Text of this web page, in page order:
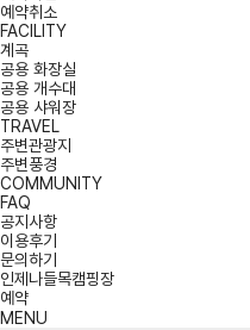
예약취소
FACILITY
계곡
공용 화장실
공용 개수대
공용 샤워장
TRAVEL
주변관광지
주변풍경
COMMUNITY
FAQ
공지사항
이용후기
문의하기
인제나들목캠핑장
예약
MENU